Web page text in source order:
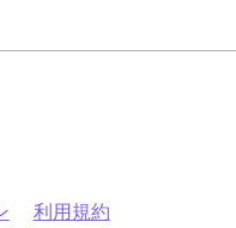
利用規約